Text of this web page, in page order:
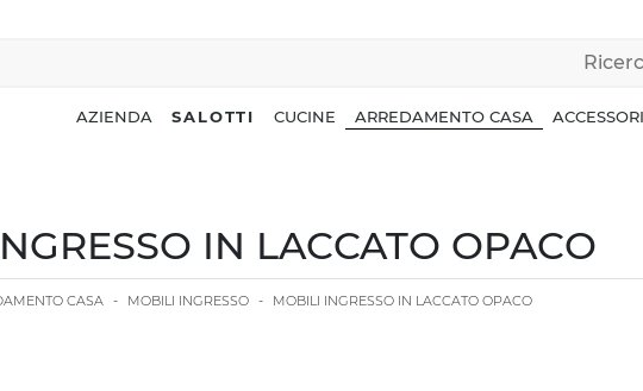
AZIENDA SALOTTI CUCINE ARREDAMENTO CASA
IN LACCATO OPACO
CASA - MOBILI INGRESSO - MOBILI INGRESSO IN LACCATO OPACO